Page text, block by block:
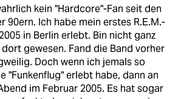
kein "Hardcore"-Fan seit den
90ern. Ich habe mein erstes R.E.M.-
in Berlin erlebt. Bin nicht ganz
gewesen. Fand die Band vorher
Doch wenn ich jemals so
"Funkenflug" erlebt habe, dann an
im Februar 2005. Es hat sogar